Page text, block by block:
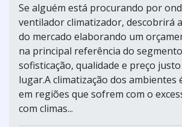
Se alguém está procurando por
ventilador climatizador, descobrirá
do mercado elaborando um
na principal referência do
sofisticação, qualidade e preço
lugar.A climatização dos ambientes
em regiões que sofrem com o
com climas...